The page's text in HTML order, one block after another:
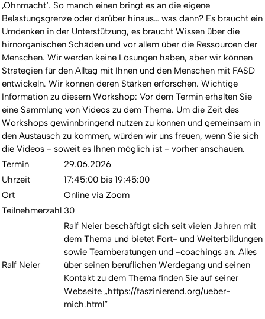
‚Ohnmacht‘. So manch einen bringt es an die eigene
Belastungsgrenze oder darüber hinaus… was dann? Es braucht ein
Umdenken in der Unterstützung, es braucht Wissen über die
hirnorganischen Schäden und vor allem über die Ressourcen der
Menschen. Wir werden keine Lösungen haben, aber wir können
Strategien für den Alltag mit Ihnen und den Menschen mit FASD
entwickeln. Wir können deren Stärken erforschen. Wichtige
Information zu diesem Workshop: Vor dem Termin erhalten Sie
eine Sammlung von Videos zu dem Thema. Um die Zeit des
Workshops gewinnbringend nutzen zu können und gemeinsam in
den Austausch zu kommen, würden wir uns freuen, wenn Sie sich
die Videos - soweit es Ihnen möglich ist - vorher anschauen.
Termin
29.06.2026
Uhrzeit
17:45:00 bis 19:45:00
Ort
Online via Zoom
Teilnehmerzahl 30
Ralf Neier
Ralf Neier beschäftigt sich seit vielen Jahren mit
dem Thema und bietet Fort- und Weiterbildungen
sowie Teamberatungen und -coachings an. Alles
über seinen beruflichen Werdegang und seinen
Kontakt zu dem Thema finden Sie auf seiner
Webseite „https://faszinierend.org/ueber-
mich.html“